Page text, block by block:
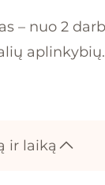
– nuo 2
aplinkybių.
ir laiką